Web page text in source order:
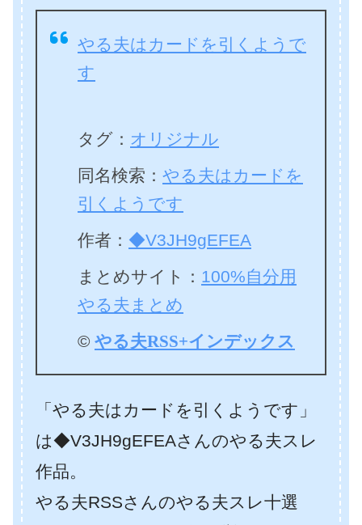
やる夫はカードを引くようで
す
タグ： オリジナル
同名検索： やる夫はカードを
引くようです
作者： ◆V3JH9gEFEA
まとめサイト： 100%自分用
やる夫まとめ
© やる夫RSS+インデックス
「やる夫はカードを引くようです」
は◆V3JH9gEFEAさんのやる夫スレ
作品。
やる夫RSSさんのやる夫スレ十選